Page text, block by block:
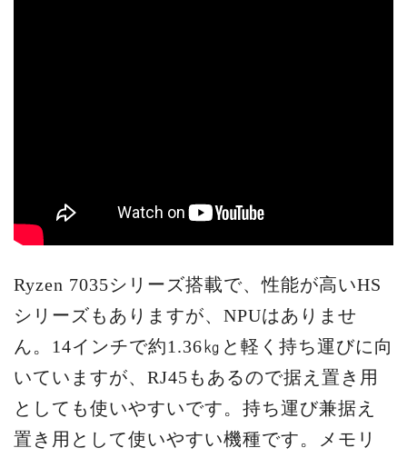
Ryzen 7035シリーズ搭載で、性能が高いHS
シリーズもありますが、NPUはありませ
ん。14インチで約1.36㎏と軽く持ち運びに向
いていますが、RJ45もあるので据え置き用
としても使いやすいです。持ち運び兼据え
置き用として使いやすい機種です。メモリ